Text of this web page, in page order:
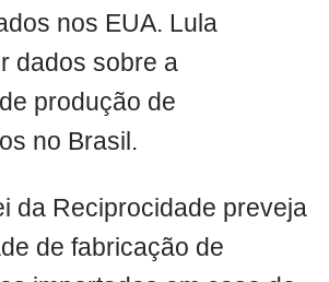
nos EUA. Lula
dados sobre a
produção de
no Brasil.
da Reciprocidade preveja
de fabricação de